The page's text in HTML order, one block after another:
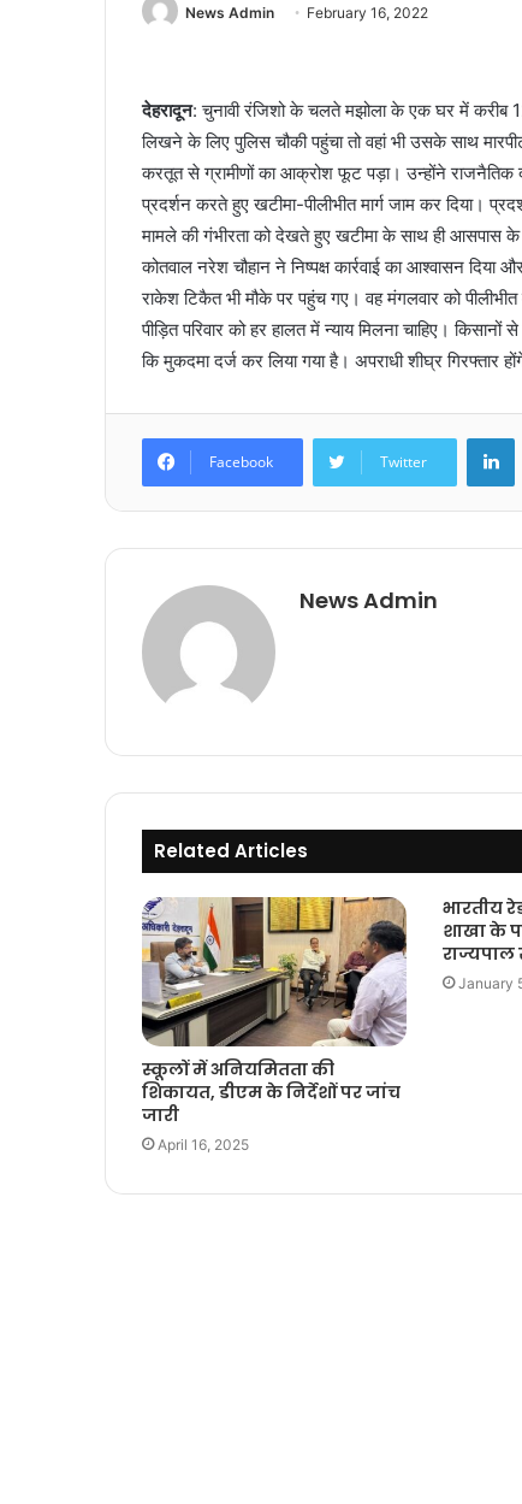
News Admin February 16, 2022
देहरादून: चुनावी रंजिशो के चलते मझोला के एक घर में करीब
लिखने के लिए पुलिस चौकी पहुंचा तो वहां भी उसके साथ
करतूत से ग्रामीणों का आक्रोश फूट पड़ा। उन्होंने राजनैतिक
प्रदर्शन करते हुए खटीमा-पीलीभीत मार्ग जाम कर दिया।
मामले की गंभीरता को देखते हुए खटीमा के साथ ही आसपास के
कोतवाल नरेश चौहान ने निष्पक्ष कार्रवाई का आश्वासन
राकेश टिकैत भी मौके पर पहुंच गए। वह मंगलवार को
पीड़ित परिवार को हर हालत में न्याय मिलना चाहिए।
कि मुकदमा दर्ज कर लिया गया है। अपराधी शीघ्र गिरफ्तार
Facebook Twitter
News Admin
Related Articles
स्कूलों में अनियमितता की
शिकायत, डीएम के निर्देशों पर जांच
जारी
April 16, 2025
भारतीय
शाखा के
January